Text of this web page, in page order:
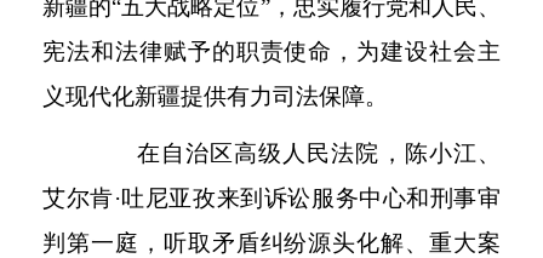
新疆的“五大战略定位”，忠实履行党和人民、
宪法和法律赋予的职责使命，为建设社会主
义现代化新疆提供有力司法保障。
在自治区高级人民法院，陈小江、
艾尔肯·吐尼亚孜来到诉讼服务中心和刑事审
判第一庭，听取矛盾纠纷源头化解、重大案